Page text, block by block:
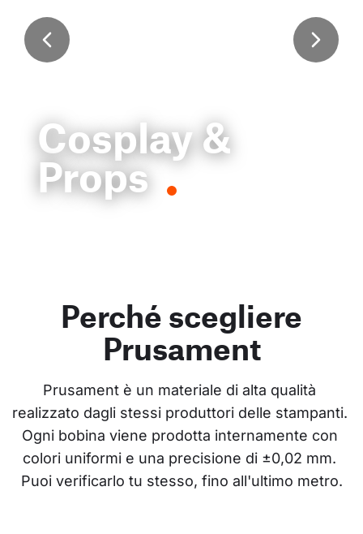
Cosplay &
Props
Perché scegliere
Prusament
Prusament è un materiale di alta qualità
realizzato dagli stessi produttori delle stampanti.
Ogni bobina viene prodotta internamente con
colori uniformi e una precisione di ±0,02 mm.
Puoi verificarlo tu stesso, fino all'ultimo metro.